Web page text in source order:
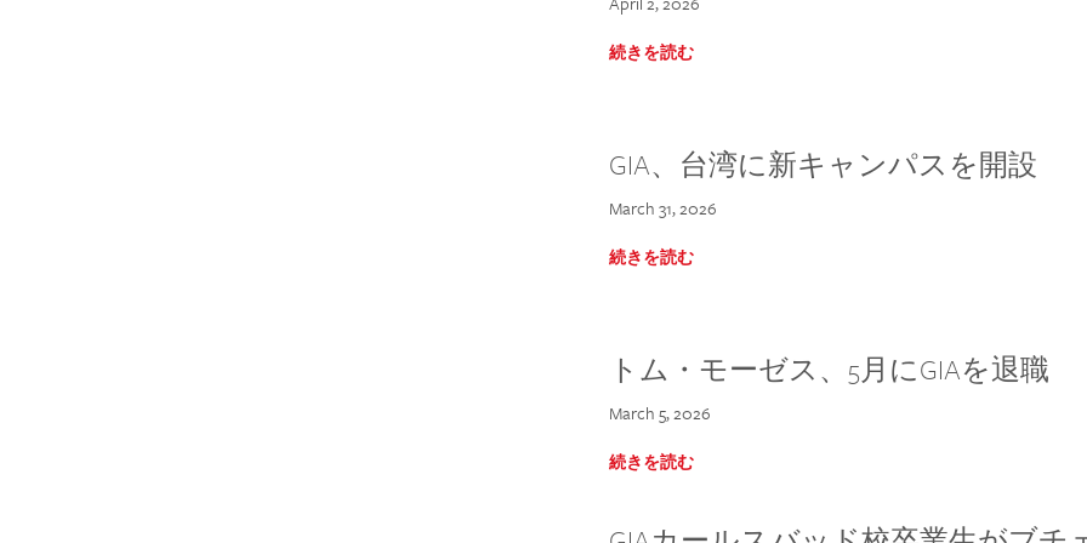
続きを読む
GIA、台湾に新キャンパスを開設
March 31, 2026
続きを読む
トム・モーゼス、5月にGIAを退職
March 5, 2026
続きを読む